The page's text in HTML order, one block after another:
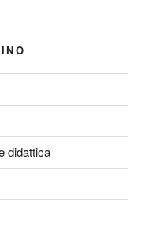
didattica